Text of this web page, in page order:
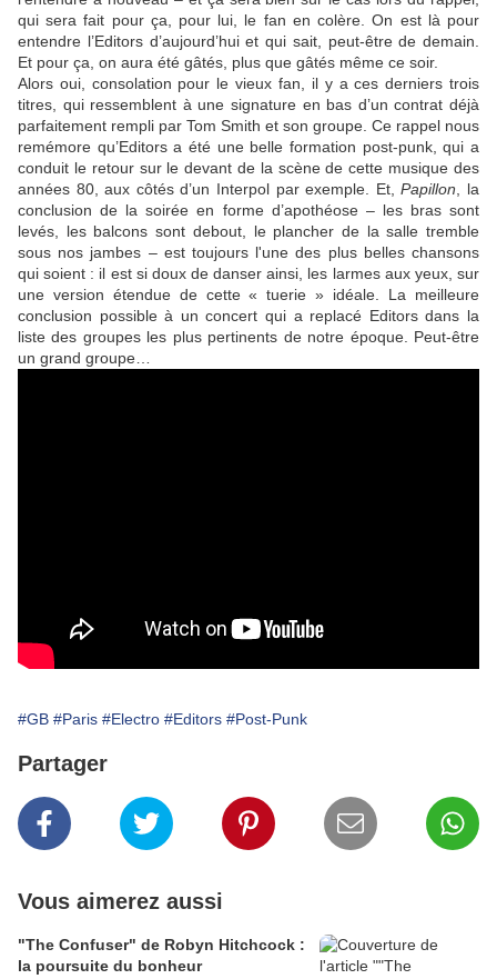
qui sera fait pour ça, pour lui, le fan en colère. On est là pour
entendre l’Editors d’aujourd’hui et qui sait, peut-être de demain.
Et pour ça, on aura été gâtés, plus que gâtés même ce soir.
Alors oui, consolation pour le vieux fan, il y a ces derniers trois
titres, qui ressemblent à une signature en bas d’un contrat déjà
parfaitement rempli par Tom Smith et son groupe. Ce rappel nous
remémore qu’Editors a été une belle formation post-punk, qui a
conduit le retour sur le devant de la scène de cette musique des
années 80, aux côtés d’un Interpol par exemple. Et,Papillon , la
conclusion de la soirée en forme d’apothéose – les bras sont
levés, les balcons sont debout, le plancher de la salle tremble
sous nos jambes – est toujours l'une des plus belles chansons
qui soient : il est si doux de danser ainsi, les larmes aux yeux, sur
une version étendue de cette « tuerie » idéale. La meilleure
conclusion possible à un concert qui a replacé Editors dans la
liste des groupes les plus pertinents de notre époque. Peut-être
un grand groupe…
#GB #Paris #Electro #Editors #Post-Punk
Partager
Vous aimerez aussi
"The Confuser" de Robyn Hitchcock :
la poursuite du bonheur